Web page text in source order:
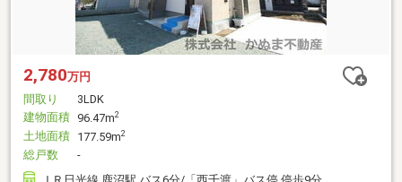
2,780万円
間取り
3LDK
建物面積 96.47m2
土地面積 177.59m2
総戸数
-